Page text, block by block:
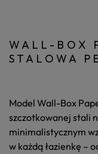
WALL-BOX
STALOWA
Model Wall-Box
szczotkowanej stali
minimalistycznym
w każdą łazienkę –